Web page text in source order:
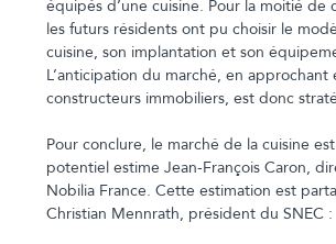
équipés d’une cuisine. Pour la moitié de
les futurs résidents ont pu choisir le
cuisine, son implantation et son
L’anticipation du marché, en approchant
constructeurs immobiliers, est donc
Pour conclure, le marché de la cuisine
potentiel estime Jean-François Caron,
Nobilia France. Cette estimation est
Christian Mennrath, président du SNEC :